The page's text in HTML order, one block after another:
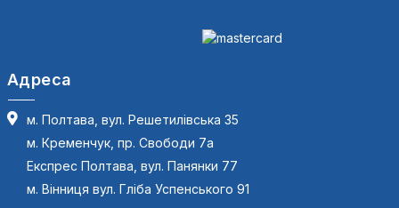
Адреса
м. Полтава, вул. Решетилівська 35
м. Кременчук, пр. Свободи 7а
Експрес Полтава, вул. Панянки 77
м. Вінниця вул. Гліба Успенського 91